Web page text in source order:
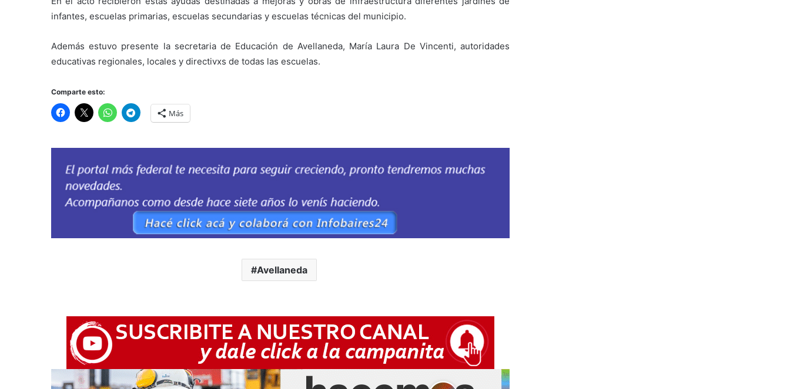
infantes, escuelas primarias, escuelas secundarias y escuelas técnicas del municipio.
Además estuvo presente la secretaria de Educación de Avellaneda, María Laura De Vincenti, autoridades
educativas regionales, locales y directivxs de todas las escuelas.
Comparte esto:
Más
Avellaneda